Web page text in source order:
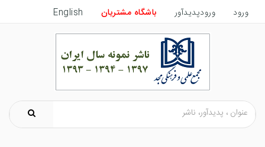
ورود ورودپدیدآور باشگاه مشتریان English